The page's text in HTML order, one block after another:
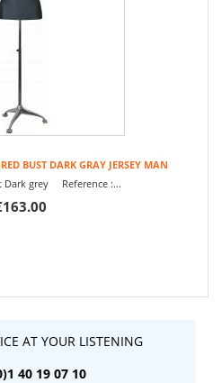
BUST DARK GRAY JERSEY MAN
Dark grey Reference :...
AT YOUR LISTENING
40 19 07 10